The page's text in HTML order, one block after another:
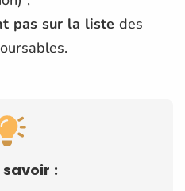
pas sur la liste des
savoir :